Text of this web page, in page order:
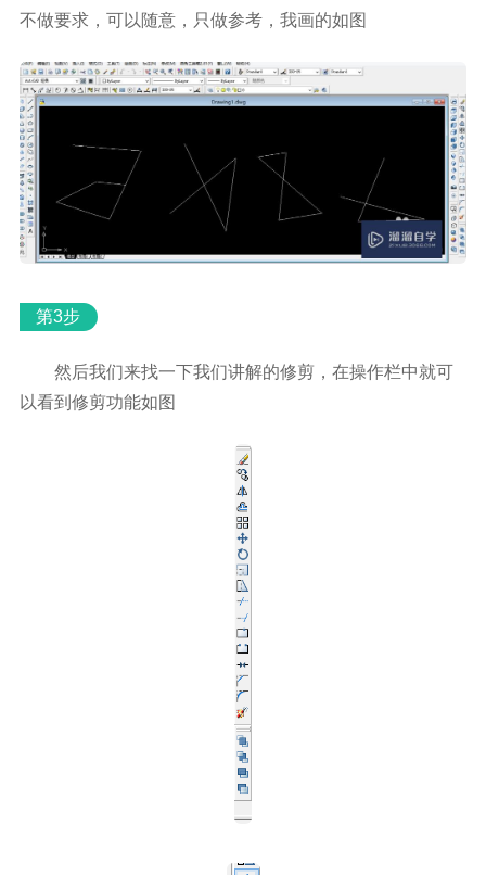
不做要求，可以随意，只做参考，我画的如图
第3步
然后我们来找一下我们讲解的修剪，在操作栏中就可
以看到修剪功能如图